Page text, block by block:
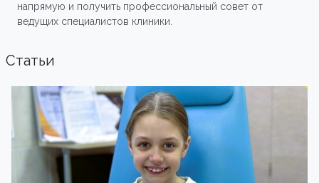
напрямую и получить профессиональный совет от
ведущих специалистов клиники.
Статьи